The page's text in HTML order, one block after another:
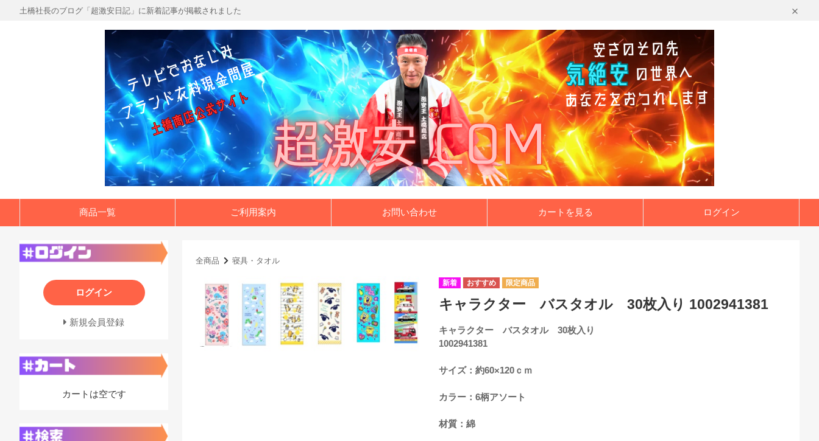
土橋社長のブログ「超激安日記」に新着記事が掲載されました
商品一覧 ご利用案内 お問い合わせ カートを見る ログイン
全商品 寝具・タオル
キャラクター バスタオル 30枚入り 1002941381
キャラクター バスタオル 30枚入り
1002941381
サイズ：約60×120ｃｍ
カラー：6柄アソート
材質：綿
ログイン
新規会員登録
カートは空です